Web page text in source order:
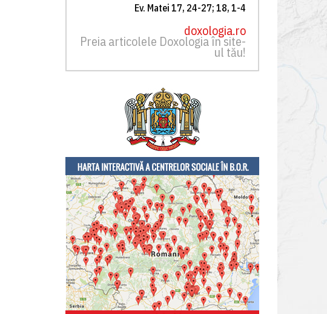
Ev. Matei 17, 24-27; 18, 1-4
doxologia.ro
Preia articolele Doxologia în site-
ul tău!